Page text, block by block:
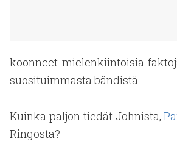
koonneet mielenkiintoisia
suosituimmasta bändistä.
Kuinka paljon tiedät Johnista,
Ringosta?